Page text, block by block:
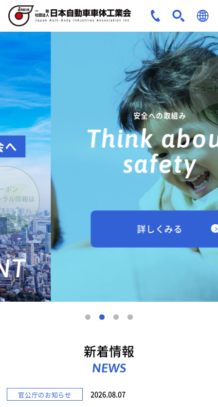
JPN
ENG
安全への取組み
Think about
safety
新着情報
NEWS
官公庁のお知らせ 2026.08.07